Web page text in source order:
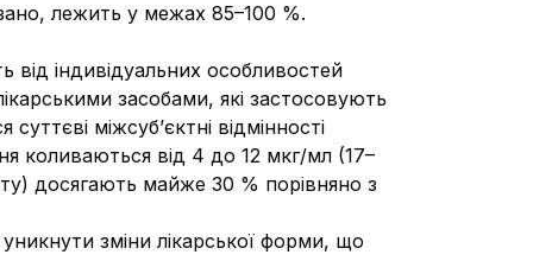
лежить у межах 85–100 %.
від індивідуальних особливостей
засобами, які застосовують
міжсуб’єктні відмінності
коливаються від 4 до 12 мкг/мл (17–
досягають майже 30 % порівняно з
уникнути зміни лікарської форми, що